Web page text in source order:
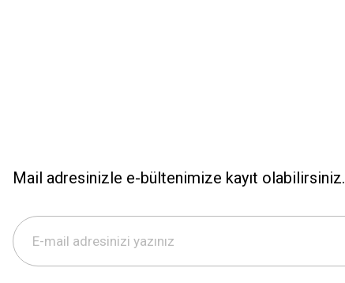
Mail adresinizle e-bültenimize kayıt olabilirsiniz.